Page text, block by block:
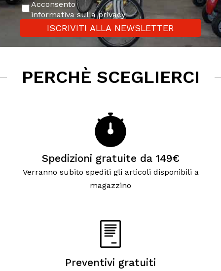
Acconsento
informativa sulla privacy
ISCRIVITI ALLA NEWSLETTER
PERCHÈ SCEGLIERCI
Spedizioni gratuite da 149€
Verranno subito spediti gli articoli disponibili a
magazzino
Preventivi gratuiti